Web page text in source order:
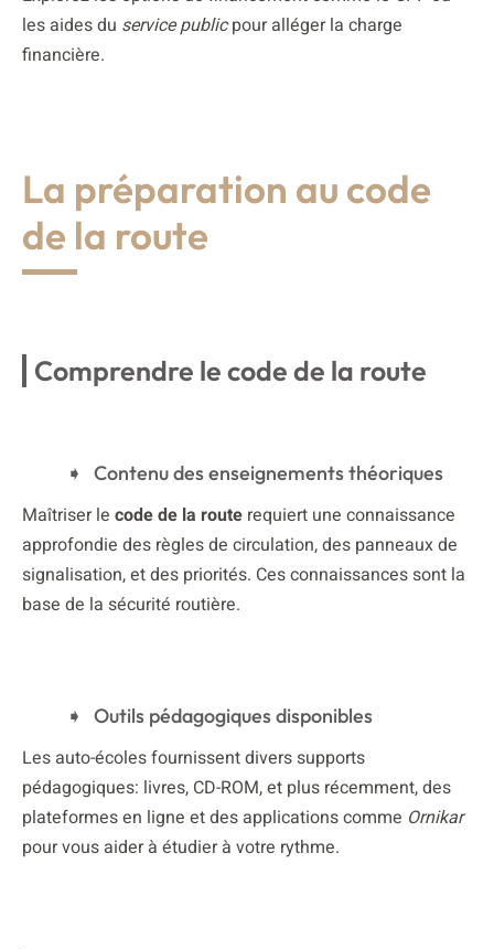
les aides du service publicpour alléger la charge
financière.
La préparation au code
de la route
Comprendre le code de la route
Contenu des enseignements théoriques
Maîtriser le code de la route requiert une connaissance
approfondie des règles de circulation, des panneaux de
signalisation, et des priorités. Ces connaissances sont la
base de la sécurité routière.
Outils pédagogiques disponibles
Les auto-écoles fournissent divers supports
pédagogiques: livres, CD-ROM, et plus récemment, des
plateformes en ligne et des applications comme Ornikar
pour vous aider à étudier à votre rythme.